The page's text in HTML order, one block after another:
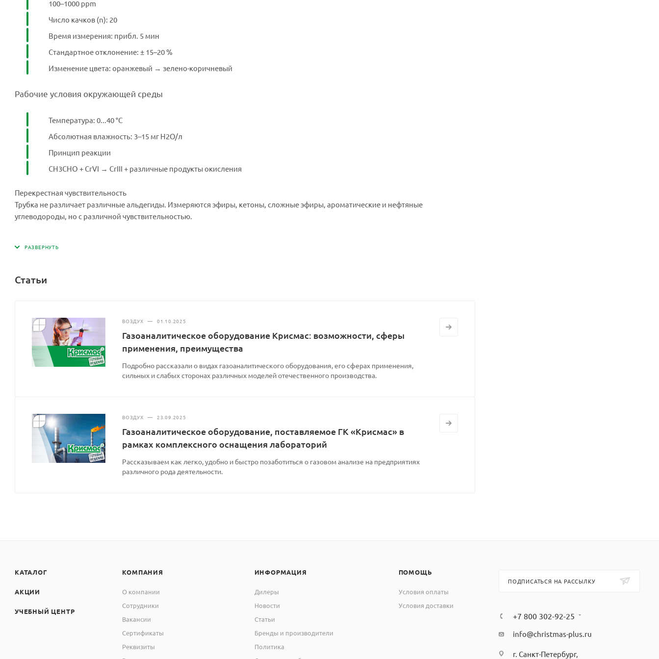
100–1000 ppm
Число качков (n): 20
Время измерения: прибл. 5 мин
Стандартное отклонение: ± 15–20 %
Изменение цвета: оранжевый → зелено-коричневый
Рабочие условия окружающей среды
Температура: 0...40 °C
Абсолютная влажность: 3–15 мг H2O/л
Принцип реакции
CH3CHO + CrVI → CrIII + различные продукты окисления
Перекрестная чувствительность
Трубка не различает различные альдегиды. Измеряются эфиры, кетоны, сложные эфиры, ароматические и нефтяные
углеводороды, но с различной чувствительностью.
Статьи
ВОЗДУХ — 01.10.2025
Газоаналитическое оборудование Крисмас: возможности, сферы
применения, преимущества
Подробно рассказали о видах газоаналитического оборудования, его сферах применения,
сильных и слабых сторонах различных моделей отечественного производства.
ВОЗДУХ — 23.09.2025
Газоаналитическое оборудование, поставляемое ГК «Крисмас» в
рамках комплексного оснащения лабораторий
Рассказываем как легко, удобно и быстро позаботиться о газовом анализе на предприятиях
различного рода деятельности.
КАТАЛОГ
АКЦИИ
УЧЕБНЫЙ ЦЕНТР
КОМПАНИЯ
О компании
Сотрудники
Вакансии
Сертификаты
Реквизиты
ИНФОРМАЦИЯ
Дилеры
Новости
Статьи
Бренды и производители
Политика
ПОМОЩЬ
Условия оплаты
Условия доставки
ПОДПИСАТЬСЯ НА РАССЫЛКУ
+7 800 302-92-25
info@christmas-plus.ru
г. Санкт-Петербург,